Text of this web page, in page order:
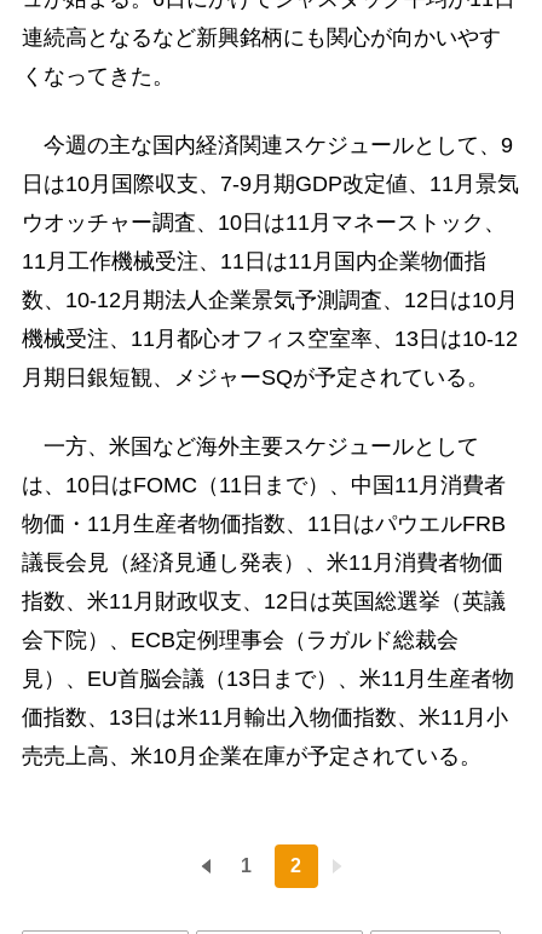
連続高となるなど新興銘柄にも関心が向かいやす
くなってきた。
今週の主な国内経済関連スケジュールとして、9
日は10月国際収支、7-9月期GDP改定値、11月景気
ウオッチャー調査、10日は11月マネーストック、
11月工作機械受注、11日は11月国内企業物価指
数、10-12月期法人企業景気予測調査、12日は10月
機械受注、11月都心オフィス空室率、13日は10-12
月期日銀短観、メジャーSQが予定されている。
一方、米国など海外主要スケジュールとして
は、10日はFOMC（11日まで）、中国11月消費者
物価・11月生産者物価指数、11日はパウエルFRB
議長会見（経済見通し発表）、米11月消費者物価
指数、米11月財政収支、12日は英国総選挙（英議
会下院）、ECB定例理事会（ラガルド総裁会
見）、EU首脳会議（13日まで）、米11月生産者物
価指数、13日は米11月輸出入物価指数、米11月小
売売上高、米10月企業在庫が予定されている。
1 2